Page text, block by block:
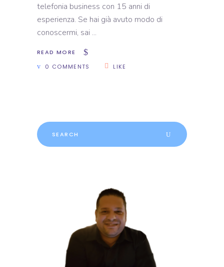
telefonia business con 15 anni di
esperienza. Se hai già avuto modo di
conoscermi, sai
READ MORE
0 COMMENTS
LIKE